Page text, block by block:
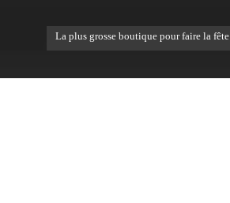
La plus grosse boutique pour faire la fête